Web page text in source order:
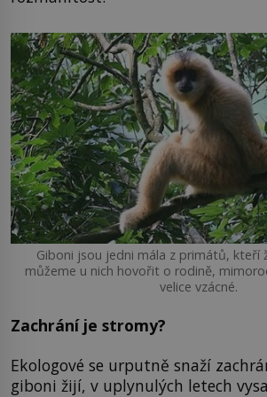
Giboni jsou jedni mála z primátů, kteří
můžeme u nich hovořit o rodině,
velice vzácné.
Zachrání je stromy?
Ekologové se urputně snaží
giboni žijí, v uplynulých letech